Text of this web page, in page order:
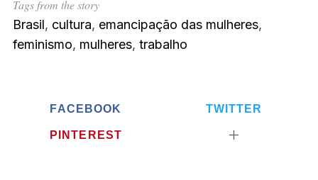
Tags from the story
Brasil, cultura, emancipação das mulheres,
feminismo, mulheres, trabalho
FACEBOOK TWITTER
PINTEREST